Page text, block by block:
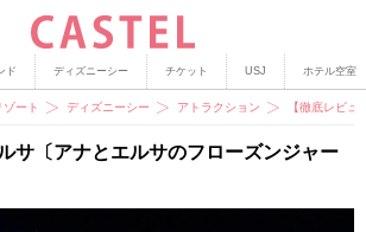
ド ディズニーシー チケット USJ ホテル空室
ート ディズニーシー アトラクション 【徹底レビ
サ〔アナとエルサのフローズンジャー